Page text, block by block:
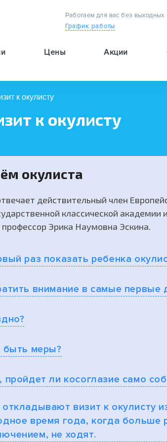
Работаем для вас без выходных
График работы
Цены Акции
к окулисту
к окулисту
окулиста
действительный член
классической
Эрика Наумовна Эскина.
раз показать ребенка
внимание в самые первые
быть меры?
пройдет ли косоглазие само
визит к окулисту
время года, когда
не ходят.